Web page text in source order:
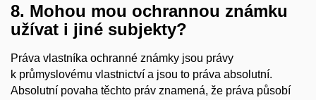
8. Mohou mou ochrannou známku
užívat i jiné subjekty?
Práva vlastníka ochranné známky jsou právy
k průmyslovému vlastnictví a jsou to práva absolutní.
Absolutní povaha těchto práv znamená, že práva působí